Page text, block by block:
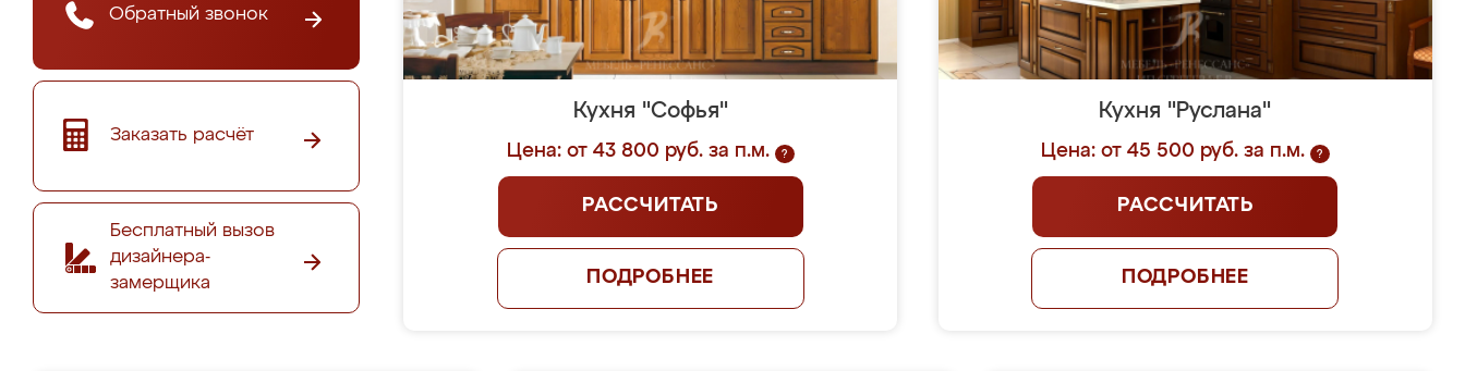
Обратный звонок
Заказать расчёт
Бесплатный вызов
дизайнера-
замерщика
Кухня "Софья"
Цена: от 43 800 руб. за п.м. ?
РАССЧИТАТЬ
ПОДРОБНЕЕ
Кухня "Руслана"
Цена: от 45 500 руб. за п.м. ?
РАССЧИТАТЬ
ПОДРОБНЕЕ